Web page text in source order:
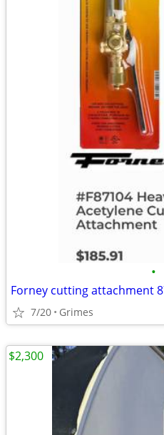
•
Forney cutting attachment
7/20 Grimes
$2,300